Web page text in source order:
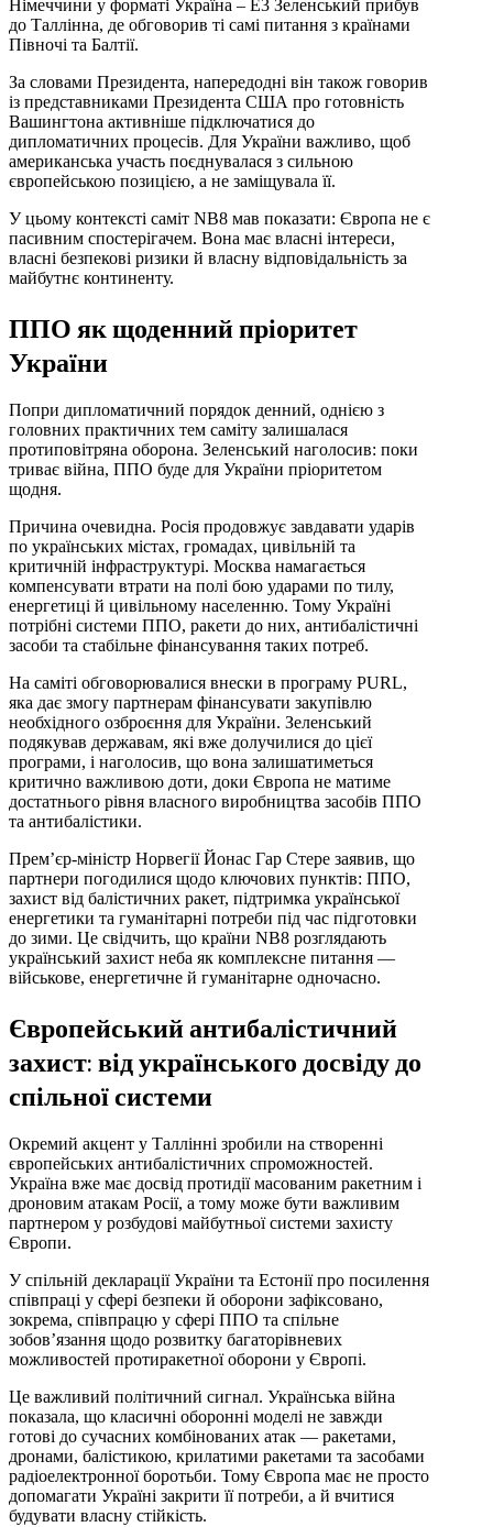
Німеччини у форматі Україна – E3 Зеленський прибув
до Таллінна, де обговорив ті самі питання з країнами
Півночі та Балтії.
За словами Президента, напередодні він також говорив
із представниками Президента США про готовність
Вашингтона активніше підключатися до
дипломатичних процесів. Для України важливо, щоб
американська участь поєднувалася з сильною
європейською позицією, а не заміщувала її.
У цьому контексті саміт NB8 мав показати: Європа не є
пасивним спостерігачем. Вона має власні інтереси,
власні безпекові ризики й власну відповідальність за
майбутнє континенту.
ППО як щоденний пріоритет
України
Попри дипломатичний порядок денний, однією з
головних практичних тем саміту залишалася
протиповітряна оборона. Зеленський наголосив: поки
триває війна, ППО буде для України пріоритетом
щодня.
Причина очевидна. Росія продовжує завдавати ударів
по українських містах, громадах, цивільній та
критичній інфраструктурі. Москва намагається
компенсувати втрати на полі бою ударами по тилу,
енергетиці й цивільному населенню. Тому Україні
потрібні системи ППО, ракети до них, антибалістичні
засоби та стабільне фінансування таких потреб.
На саміті обговорювалися внески в програму PURL,
яка дає змогу партнерам фінансувати закупівлю
необхідного озброєння для України. Зеленський
подякував державам, які вже долучилися до цієї
програми, і наголосив, що вона залишатиметься
критично важливою доти, доки Європа не матиме
достатнього рівня власного виробництва засобів ППО
та антибалістики.
Прем’єр-міністр Норвегії Йонас Гар Стере заявив, що
партнери погодилися щодо ключових пунктів: ППО,
захист від балістичних ракет, підтримка української
енергетики та гуманітарні потреби під час підготовки
до зими. Це свідчить, що країни NB8 розглядають
український захист неба як комплексне питання —
військове, енергетичне й гуманітарне одночасно.
Європейський антибалістичний
захист: від українського досвіду до
спільної системи
Окремий акцент у Таллінні зробили на створенні
європейських антибалістичних спроможностей.
Україна вже має досвід протидії масованим ракетним і
дроновим атакам Росії, а тому може бути важливим
партнером у розбудові майбутньої системи захисту
Європи.
У спільній декларації України та Естонії про посилення
співпраці у сфері безпеки й оборони зафіксовано,
зокрема, співпрацю у сфері ППО та спільне
зобов’язання щодо розвитку багаторівневих
можливостей протиракетної оборони у Європі.
Це важливий політичний сигнал. Українська війна
показала, що класичні оборонні моделі не завжди
готові до сучасних комбінованих атак — ракетами,
дронами, балістикою, крилатими ракетами та засобами
радіоелектронної боротьби. Тому Європа має не просто
допомагати Україні закрити її потреби, а й вчитися
будувати власну стійкість.